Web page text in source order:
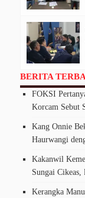
BERITA
FOKSI
Korcam Sebut
Kang Onnie
Haurwangi
Kakanwil
Sungai
Kerangka